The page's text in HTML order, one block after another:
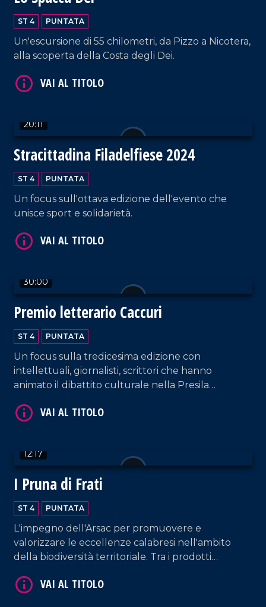
ST 4 PUNTATA
Un'escursione di 55 chilometri, da Pizzo a Nicotera,
alla scoperta della Costa degli Dei.
20:11
Stracittadina Filadelfiese 2024
ST 4 PUNTATA
Un focus sull'ottava edizione dell'evento che
unisce sport e solidarietà.
30:00
Premio letterario Caccuri
ST 4 PUNTATA
Un focus sulla tredicesima edizione con
intellettuali, giornalisti, scrittori che hanno
animato il dibattito culturale nella Presila
12:17
I Pruna di Frati
ST 4 PUNTATA
L'impegno dell'Arsac per promuovere e
valorizzare le eccellenze calabresi nell'ambito
della biodiversità territoriale. Tra i prodotti
Terranova Sappo Minulio.
VAI AL TITOLO
VAI AL TITOLO
VAI AL TITOLO